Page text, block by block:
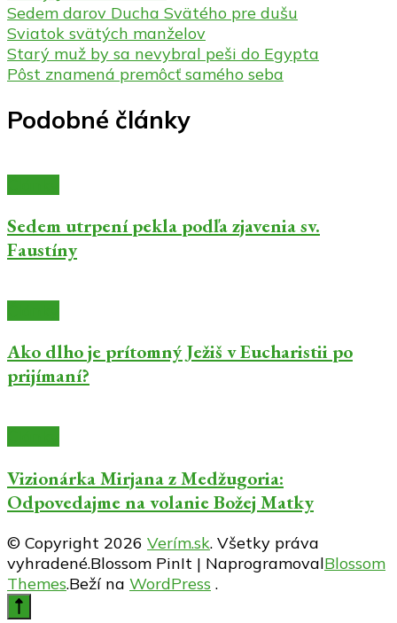
Sedem darov Ducha Svätého pre dušu
Sviatok svätých manželov
Starý muž by sa nevybral peši do Egypta
Pôst znamená premôcť samého seba
Podobné články
Sedem utrpení pekla podľa zjavenia sv.
Faustíny
Ako dlho je prítomný Ježiš v Eucharistii po
prijímaní?
Vizionárka Mirjana z Medžugoria:
Odpovedajme na volanie Božej Matky
© Copyright 2026 Verím.sk. Všetky práva
vyhradené.Blossom PinIt | NaprogramovalBlossom
Themes.Beží na WordPress .